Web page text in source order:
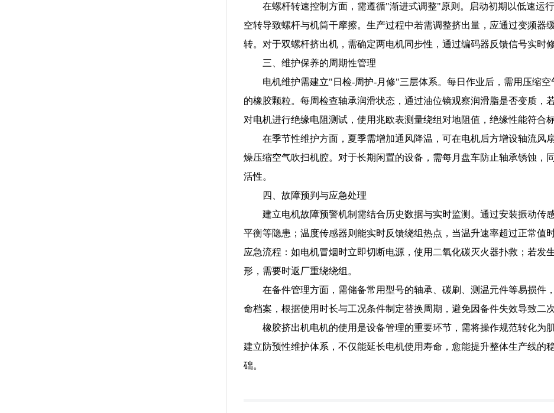
在螺杆转速控制方面，需遵循"渐进式调整"原则。启动初期以低速运
空转导致螺杆与机筒干摩擦。生产过程中若需调整挤出量，应通过变频器
转。对于双螺杆挤出机，需确定两电机同步性，通过编码器反馈信号实时修
三、维护保养的周期性管理
电机维护需建立"日检-周护-月修"三层体系。每日作业后，需用压缩
的橡胶颗粒。每周检查轴承润滑状态，通过油位镜观察润滑脂是否变质，
对电机进行绝缘电阻测试，使用兆欧表测量绕组对地阻值，绝缘性能符合标
在季节性维护方面，夏季需增加通风降温，可在电机后方增设轴流风
燥压缩空气吹扫机腔。对于长期闲置的设备，需每月盘车防止轴承锈蚀，
活性。
四、故障预判与应急处理
建立电机故障预警机制需结合历史数据与实时监测。通过安装振动传
平衡等隐患；温度传感器则能实时反馈绕组热点，当温升速率超过正常值
应急流程：如电机冒烟时立即切断电源，使用二氧化碳灭火器扑救；若发
形，需要时返厂重绕绕组。
在备件管理方面，需储备常用型号的轴承、碳刷、测温元件等易损件
命档案，根据使用时长与工况条件制定替换周期，避免因备件失效导致二次
橡胶挤出机电机的使用是设备管理的重要环节，需将操作规范转化为
建立防预性维护体系，不仅能延长电机使用寿命，愈能提升整体生产线的
础。